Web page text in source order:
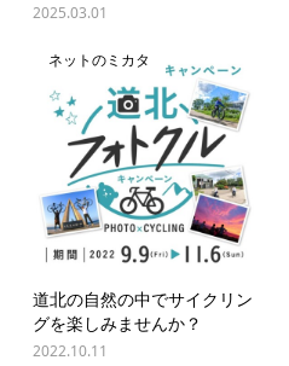
2025.03.01
ネットのミカタ
道北の自然の中でサイクリン
グを楽しみませんか？
2022.10.11